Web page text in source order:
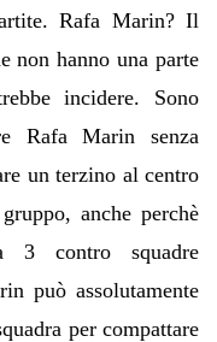
Rafa Marin? Il
non hanno una parte
incidere. Sono
Rafa Marin senza
un terzino al centro
anche perchè
3 contro squadre
può assolutamente
per compattare